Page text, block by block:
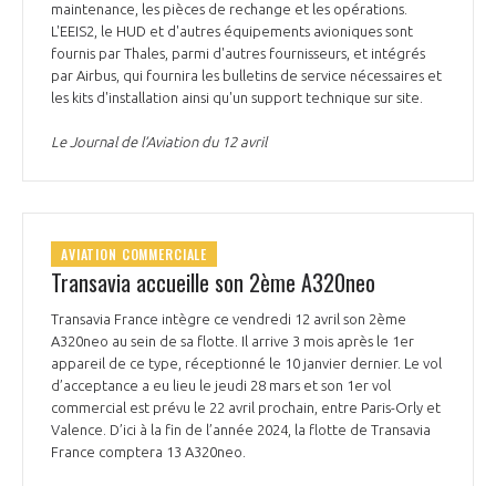
maintenance, les pièces de rechange et les opérations.
L'EEIS2, le HUD et d'autres équipements avioniques sont
fournis par Thales, parmi d'autres fournisseurs, et intégrés
par Airbus, qui fournira les bulletins de service nécessaires et
les kits d'installation ainsi qu'un support technique sur site.
Le Journal de l’Aviation du 12 avril
AVIATION COMMERCIALE
Transavia accueille son 2ème A320neo
Transavia France intègre ce vendredi 12 avril son 2ème
A320neo au sein de sa flotte. Il arrive 3 mois après le 1er
appareil de ce type, réceptionné le 10 janvier dernier. Le vol
d’acceptance a eu lieu le jeudi 28 mars et son 1er vol
commercial est prévu le 22 avril prochain, entre Paris-Orly et
Valence. D’ici à la fin de l’année 2024, la flotte de Transavia
France comptera 13 A320neo.